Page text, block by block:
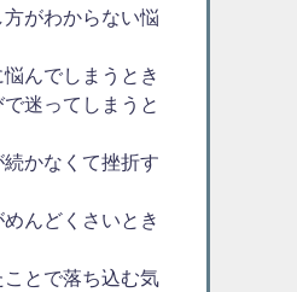
がわからない悩
んでしまうとき
迷ってしまうと
かなくて挫折す
んどくさいとき
とで落ち込む気